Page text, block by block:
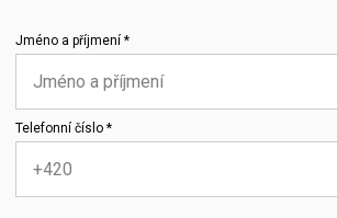
Jméno a příjmení *
Telefonní číslo *